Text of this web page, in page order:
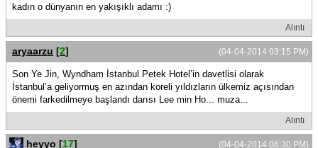
kadın o dünyanın en yakışıklı adamı :)
Alıntı
(04-04-2014 03:15 PM)
aryaarzu [2]
Son Ye Jin, Wyndham İstanbul Petek Hotel’in davetlisi olarak
İstanbul’a geliyormuş en azından koreli yıldızların ülkemiz açısından
önemi farkedilmeye başlandı darısı Lee min Ho... muza...
Alıntı
(04-04-2014 06:30 PM)
heyyo [17]